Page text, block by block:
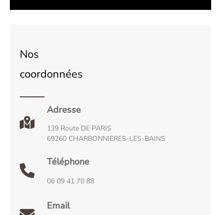
Nos
coordonnées
Adresse
139 Route DE PARIS
69260 CHARBONNIERES-LES-BAINS
Téléphone
06 09 41 70 88
Email